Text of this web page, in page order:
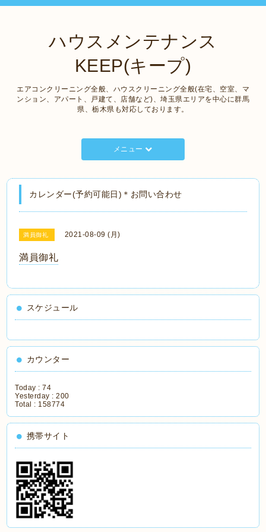
ハウスメンテナンス
KEEP(キープ)
エアコンクリーニング全般、ハウスクリーニング全般(在宅、空室、マ
ンション、アパート、戸建て、店舗など)、埼玉県エリアを中心に群馬
県、栃木県も対応しております。
メニュー
カレンダー(予約可能日)＊お問い合わせ
満員御礼 2021-08-09 (月)
満員御礼
スケジュール
カウンター
Today :74
Yesterday :200
Total : 158774
携帯サイト